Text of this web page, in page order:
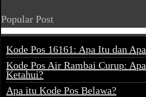
Popular Post
Kode Pos 16161: Apa Itu dan
Kode Pos Air Rambai Curup:
Ketahui?
Apa itu Kode Pos Belawa?